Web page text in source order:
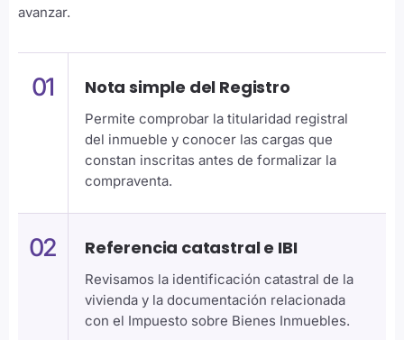
avanzar.
01 Nota simple del Registro
Permite comprobar la titularidad registral
del inmueble y conocer las cargas que
constan inscritas antes de formalizar la
compraventa.
02 Referencia catastral e IBI
Revisamos la identificación catastral de la
vivienda y la documentación relacionada
con el Impuesto sobre Bienes Inmuebles.